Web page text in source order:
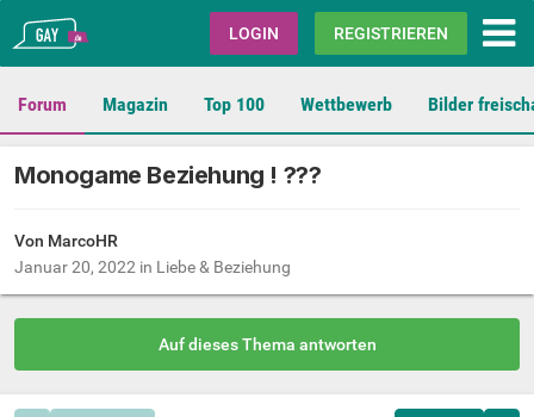
Gay.de LOGIN REGISTRIEREN
Forum Magazin Top 100 Wettbewerb Bilder
Monogame Beziehung ! ???
Von MarcoHR
Januar 20, 2022 in Liebe & Beziehung
Auf dieses Thema antworten